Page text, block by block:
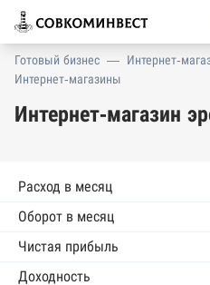
Готовый бизнес — Интернет-
Интернет-магазины
Интернет-магазин
Расход в месяц
Оборот в месяц
Чистая прибыль
Доходность